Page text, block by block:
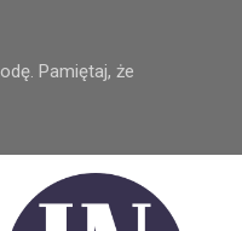
Pamiętaj, że